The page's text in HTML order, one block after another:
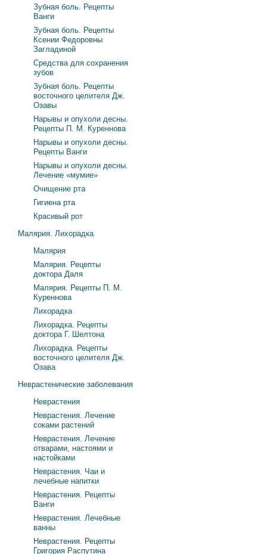
Зубная боль. Рецепты
Ванги
Зубная боль. Рецепты
Ксении Федоровны
Загладиной
Средства для сохранения
зубов
Зубная боль. Рецепты
восточного целителя Дж.
Озавы
Нарывы и опухоли десны.
Рецепты П. М. Куреннова
Нарывы и опухоли десны.
Рецепты Ванги
Нарывы и опухоли десны.
Лечение «мумие»
Очищение рта
Гигиена рта
Красивый рот
Малярия. Лихорадка
Малярия
Малярия. Рецепты
доктора Даля
Малярия. Рецепты П. М.
Куреннова
Лихорадка
Лихорадка. Рецепты
доктора Г. Шелтона
Лихорадка. Рецепты
восточного целителя Дж.
Озава
Неврастенические заболевания
Неврастения
Неврастения. Лечение
соками растений
Неврастения. Лечение
отварами, настоями и
настойками
Неврастения. Чаи и
лечебные напитки
Неврастения. Рецепты
Ванги
Неврастения. Лечебные
ванны
Неврастения. Рецепты
Григория Распутина